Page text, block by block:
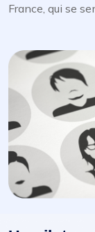
France, qui se